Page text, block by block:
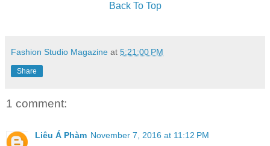
Back To Top
Fashion Studio Magazine at 5:21:00 PM
Share
1 comment:
Liêu Á Phàm November 7, 2016 at 11:12 PM